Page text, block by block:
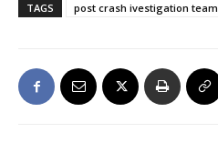
TAGS post crash ivestigation team